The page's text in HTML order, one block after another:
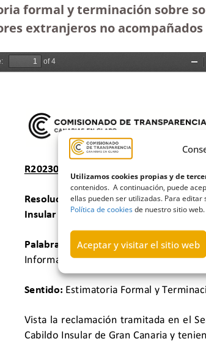
Utilizamos cookies propias y de
contenidos. A continuación, puede
ellas pueden ser utilizadas. Para
Política de cookiesde nuestro sitio web.
Aceptar y visitar el sitio web
formal y terminación sobre
extranjeros no acompañados